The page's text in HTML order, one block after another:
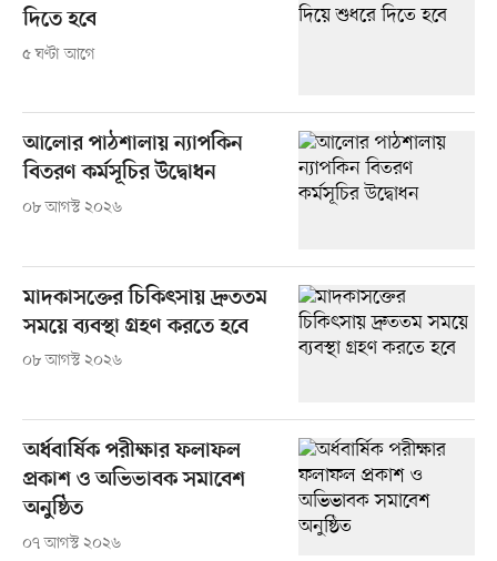
দিতে হবে
৫ ঘণ্টা আগে
আলোর পাঠশালায় ন্যাপকিন
বিতরণ কর্মসূচির উদ্বোধন
০৮ আগস্ট ২০২৬
মাদকাসক্তের চিকিৎসায় দ্রুততম
সময়ে ব্যবস্থা গ্রহণ করতে হবে
০৮ আগস্ট ২০২৬
অর্ধবার্ষিক পরীক্ষার ফলাফল
প্রকাশ ও অভিভাবক সমাবেশ
অনুষ্ঠিত
০৭ আগস্ট ২০২৬